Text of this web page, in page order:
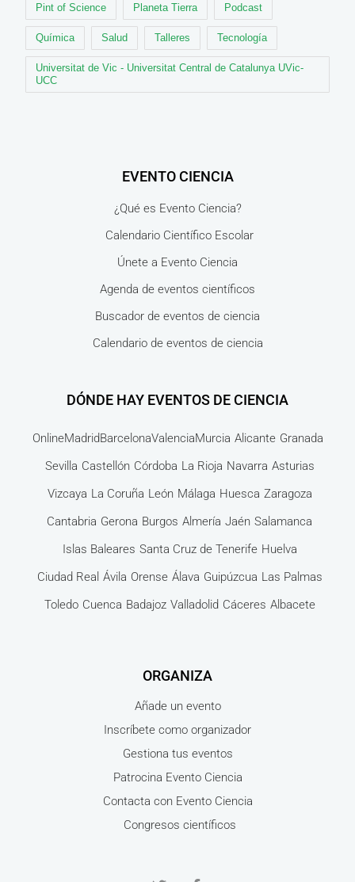
Pint of Science Planeta Tierra Podcast
Química Salud Talleres Tecnología
Universitat de Vic - Universitat Central de Catalunya UVic-
UCC
EVENTO CIENCIA
¿Qué es Evento Ciencia?
Calendario Científico Escolar
Únete a Evento Ciencia
Agenda de eventos científicos
Buscador de eventos de ciencia
Calendario de eventos de ciencia
DÓNDE HAY EVENTOS DE CIENCIA
OnlineMadridBarcelonaValenciaMurcia Alicante Granada
Sevilla Castellón Córdoba La Rioja Navarra Asturias
Vizcaya La Coruña León Málaga Huesca Zaragoza
Cantabria Gerona Burgos Almería Jaén Salamanca
Islas Baleares Santa Cruz de Tenerife Huelva
Ciudad Real Ávila Orense Álava Guipúzcua Las Palmas
Toledo Cuenca Badajoz Valladolid Cáceres Albacete
ORGANIZA
Añade un evento
Inscríbete como organizador
Gestiona tus eventos
Patrocina Evento Ciencia
Contacta con Evento Ciencia
Congresos científicos